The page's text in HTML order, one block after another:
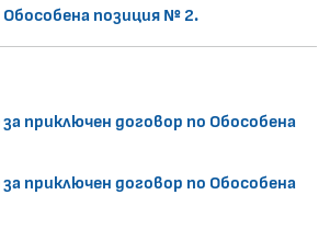
позиция № 2.
приключен договор по Обособена
приключен договор по Обособена